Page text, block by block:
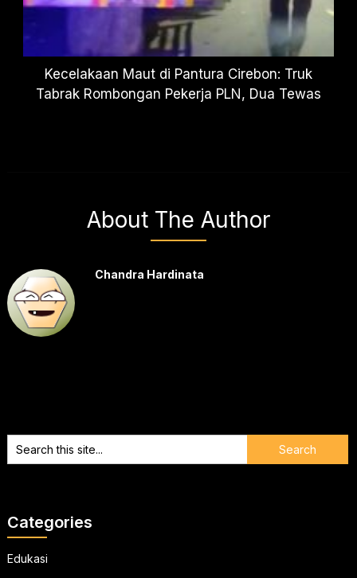
Kecelakaan Maut di Pantura Cirebon: Truk
Tabrak Rombongan Pekerja PLN, Dua Tewas
About The Author
Chandra Hardinata
Categories
Edukasi